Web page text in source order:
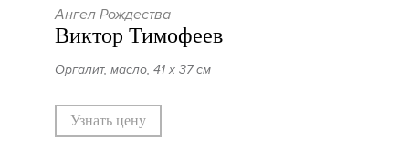
Ангел Рождества
Виктор Тимофеев
Оргалит, масло, 41 х 37 см
Узнать цену